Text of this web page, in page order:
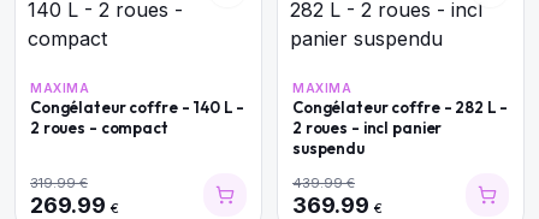
MAXIMA
Congélateur coffre - 140 L -
2 roues - compact
319.99€
269.99 €
MAXIMA
Congélateur coffre - 282 L -
2 roues - incl panier
suspendu
439.99€
369.99 €